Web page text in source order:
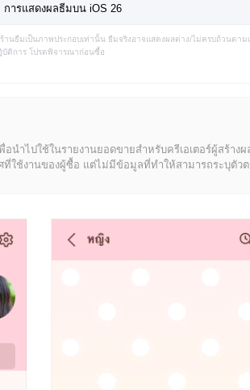
การแสดงผลธีมบน iOS 26
านธีมเป็นภาพประกอบเท่านั้น ธีมจริงอาจแสดงผลต่าง/ไม่ครบถ้วนตาม
บัติการ โปรดพิจารณาก่อนซื้อ
อนำไปใช้ในรายงานยอดขายสำหรับครีเอเตอร์ผู้สร้างผ
ใช้งานของผู้ซื้อ แต่ไม่มีข้อมูลที่ทำให้สามารถระบุตัว